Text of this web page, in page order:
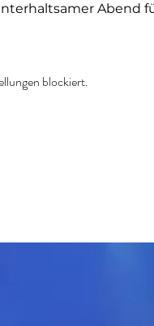
Abend
blockiert.